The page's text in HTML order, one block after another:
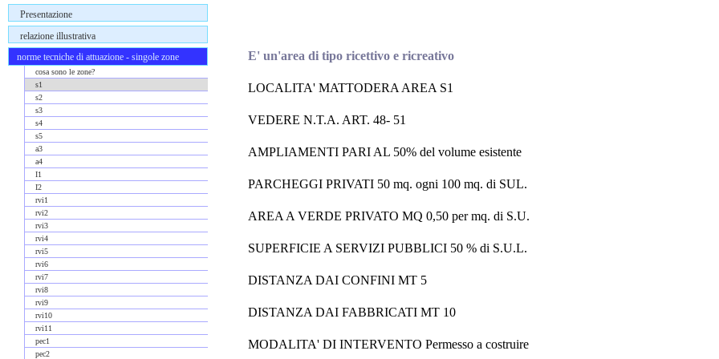
Presentazione
relazione illustrativa
norme tecniche di attuazione - singole zone
cosa sono le zone?
s1
s2
s3
s4
s5
a3
a4
I1
I2
rvi1
rvi2
rvi3
rvi4
rvi5
rvi6
rvi7
rvi8
rvi9
rvi10
rvi11
pec1
pec2
E' un'area di tipo ricettivo e ricreativo
LOCALITA' MATTODERA AREA S1
VEDERE N.T.A. ART. 48- 51
AMPLIAMENTI PARI AL 50% del volume esistente
PARCHEGGI PRIVATI 50 mq. ogni 100 mq. di SUL.
AREA A VERDE PRIVATO MQ 0,50 per mq. di S.U.
SUPERFICIE A SERVIZI PUBBLICI 50 % di S.U.L.
DISTANZA DAI CONFINI MT 5
DISTANZA DAI FABBRICATI MT 10
MODALITA' DI INTERVENTO Permesso a costruire